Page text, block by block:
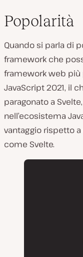
Popolarità
Quando si parla di
framework che
framework web
JavaScript 2021, il
paragonato a
nell’ecosistema
vantaggio rispetto
come Svelte.